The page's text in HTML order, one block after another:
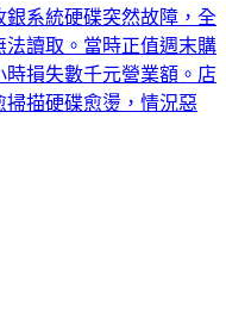
系統硬碟突然故障，全
讀取。當時正值週末購
損失數千元營業額。店
描硬碟愈燙，情況惡